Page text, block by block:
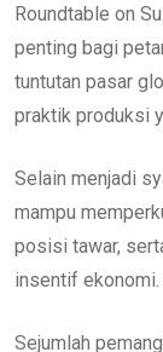
Roundtable on
penting bagi
tuntutan pasar
praktik produksi
Selain menjadi
mampu
posisi tawar,
insentif ekonomi.
Sejumlah